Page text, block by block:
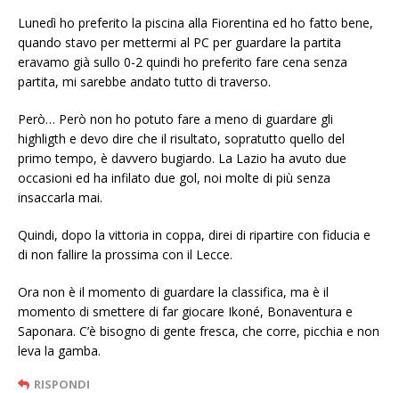
Lunedì ho preferito la piscina alla Fiorentina ed ho fatto bene,
quando stavo per mettermi al PC per guardare la partita
eravamo già sullo 0-2 quindi ho preferito fare cena senza
partita, mi sarebbe andato tutto di traverso.
Però… Però non ho potuto fare a meno di guardare gli
highligth e devo dire che il risultato, sopratutto quello del
primo tempo, è davvero bugiardo. La Lazio ha avuto due
occasioni ed ha infilato due gol, noi molte di più senza
insaccarla mai.
Quindi, dopo la vittoria in coppa, direi di ripartire con fiducia e
di non fallire la prossima con il Lecce.
Ora non è il momento di guardare la classifica, ma è il
momento di smettere di far giocare Ikoné, Bonaventura e
Saponara. C’è bisogno di gente fresca, che corre, picchia e non
leva la gamba.
RISPONDI